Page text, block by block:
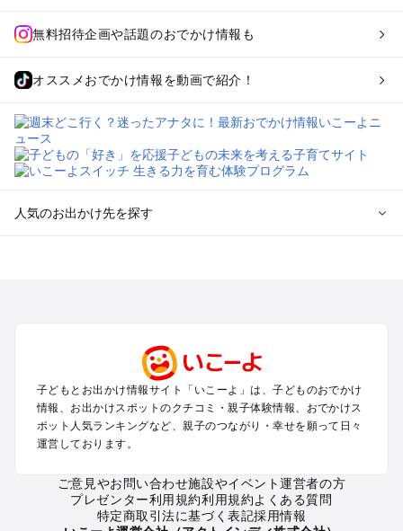
無料招待企画や話題のおでかけ情報も
オススメおでかけ情報を動画で紹介！
人気のお出かけ先を探す
関西のプールおでかけ
中国･四国のプールおでかけ
九州･沖縄のプールおでかけ
定番お出かけスポット
子どもとお出かけ情報サイト「いこーよ」は、子どものおでかけ
情報、お出かけスポットのクチコミ・親子体験情報、おでかけス
ポット人気ランキングなど、親子のつながり・幸せを願って日々
運営しております。
ご意見やお問い合わせ施設やイベント運営者の方
プレゼンター利用規約利用規約よくある質問
特定商取引法に基づく表記採用情報